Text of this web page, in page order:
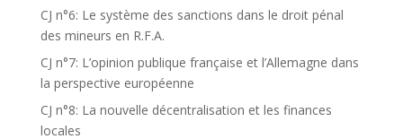
CJ n°6: Le système des sanctions dans le droit pénal
des mineurs en R.F.A.
CJ n°7: L’opinion publique française et l’Allemagne dans
la perspective européenne
CJ n°8: La nouvelle décentralisation et les finances
locales